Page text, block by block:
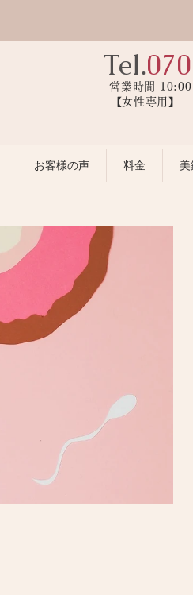
Tel.
営業時間 10:00
【女性専用
お客様の声 料金